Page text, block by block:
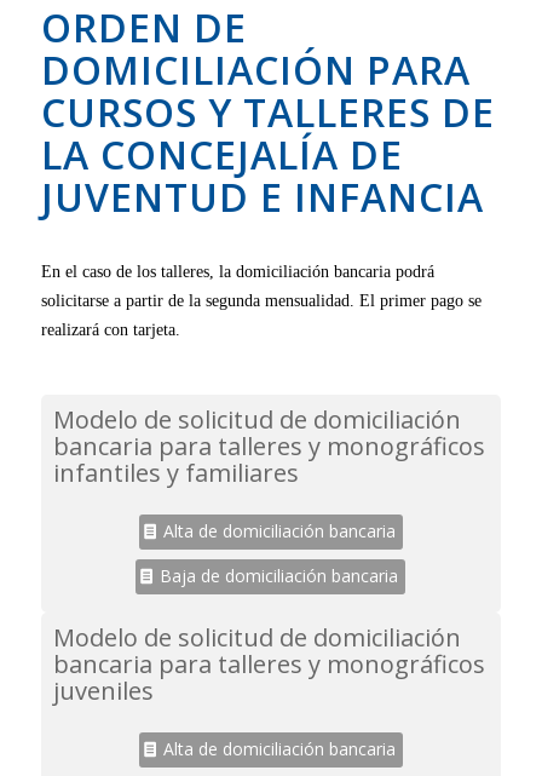
ORDEN DE
DOMICILIACIÓN PARA
CURSOS Y TALLERES DE
LA CONCEJALÍA DE
JUVENTUD E INFANCIA
En el caso de los talleres, la domiciliación bancaria podrá
solicitarse a partir de la segunda mensualidad. El primer pago se
realizará con tarjeta.
Modelo de solicitud de domiciliación
bancaria para talleres y monográficos
infantiles y familiares
Alta de domiciliación bancaria
Baja de domiciliación bancaria
Modelo de solicitud de domiciliación
bancaria para talleres y monográficos
juveniles
Alta de domiciliación bancaria